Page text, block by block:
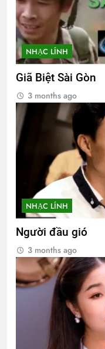
NHẠC LÍNH
Giã Biệt Sài Gòn
3 months ago
NHẠC LÍNH
Người đầu gió
3 months ago